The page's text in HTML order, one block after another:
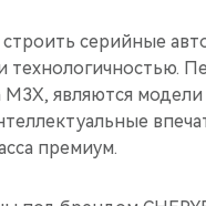
серийные
технологичностью.
являются
премиум.